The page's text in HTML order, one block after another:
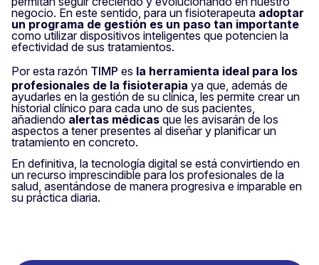
negocio. En este sentido, para un fisioterapeuta adoptar
un programa de gestión es un paso tan importante
como utilizar dispositivos inteligentes que potencien la
efectividad de sus tratamientos.
Por esta razón TIMP es la herramienta ideal para los
profesionales de la fisioterapia ya que, además de
ayudarles en la gestión de su clínica, les permite crear un
historial clínico para cada uno de sus pacientes,
añadiendo alertas médicas que les avisarán de los
aspectos a tener presentes al diseñar y planificar un
tratamiento en concreto.
En definitiva, la tecnología digital se está convirtiendo en
un recurso imprescindible para los profesionales de la
salud, asentándose de manera progresiva e imparable en
su práctica diaria.